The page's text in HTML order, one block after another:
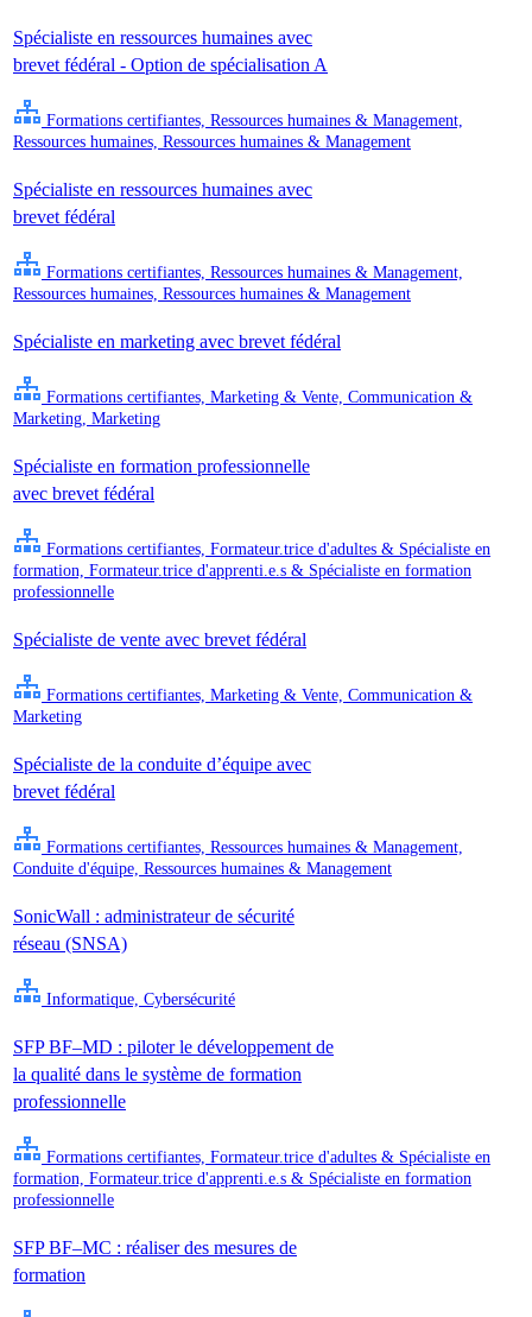
Spécialiste en ressources humaines avec
brevet fédéral - Option de spécialisation A
Formations certifiantes, Ressources humaines & Management,
Ressources humaines, Ressources humaines & Management
Spécialiste en ressources humaines avec
brevet fédéral
Formations certifiantes, Ressources humaines & Management,
Ressources humaines, Ressources humaines & Management
Spécialiste en marketing avec brevet fédéral
Formations certifiantes, Marketing & Vente, Communication &
Marketing, Marketing
Spécialiste en formation professionnelle
avec brevet fédéral
Formations certifiantes, Formateur.trice d'adultes & Spécialiste en
formation, Formateur.trice d'apprenti.e.s & Spécialiste en formation
professionnelle
Spécialiste de vente avec brevet fédéral
Formations certifiantes, Marketing & Vente, Communication &
Marketing
Spécialiste de la conduite d’équipe avec
brevet fédéral
Formations certifiantes, Ressources humaines & Management,
Conduite d'équipe, Ressources humaines & Management
SonicWall : administrateur de sécurité
réseau (SNSA)
Informatique, Cybersécurité
SFP BF–MD : piloter le développement de
la qualité dans le système de formation
professionnelle
Formations certifiantes, Formateur.trice d'adultes & Spécialiste en
formation, Formateur.trice d'apprenti.e.s & Spécialiste en formation
professionnelle
SFP BF–MC : réaliser des mesures de
formation